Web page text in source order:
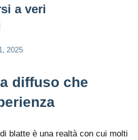
a veri
2025
diffuso che
blatte è una realtà con cui molti